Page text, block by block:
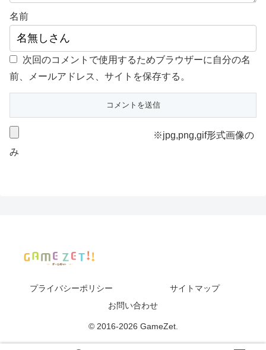
名前
次回のコメントで使用するためブラウザーに自分の名
前、メールアドレス、サイトを保存する。
※jpg,png,gif形式画像の
み
プライバシーポリシー
サイトマップ
お問い合わせ
© 2016-2026 GameZet.